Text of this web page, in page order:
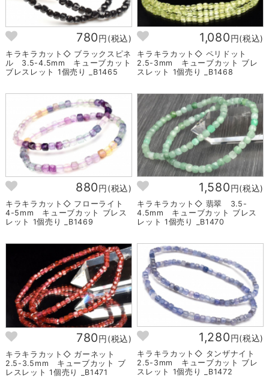
780円(税込)
キラキラカット◇ ブラックスピネ
ル 3.5-4.5mm キューブカット
ブレスレット 1個売り _B1465
1,080円(税込)
キラキラカット◇ ペリドット
2.5-3mm キューブカット ブレ
スレット 1個売り _B1468
880円(税込)
キラキラカット◇ フローライト
4-5mm キューブカット ブレス
レット 1個売り _B1469
1,580円(税込)
キラキラカット◇ 翡翠 3.5-
4.5mm キューブカット ブレス
レット 1個売り _B1470
780円(税込)
キラキラカット◇ ガーネット
2.5-3.5mm キューブカット ブ
レスレット 1個売り _B1471
1,280円(税込)
キラキラカット◇ タンザナイト
2.5-3mm キューブカット ブレ
スレット 1個売り _B1472